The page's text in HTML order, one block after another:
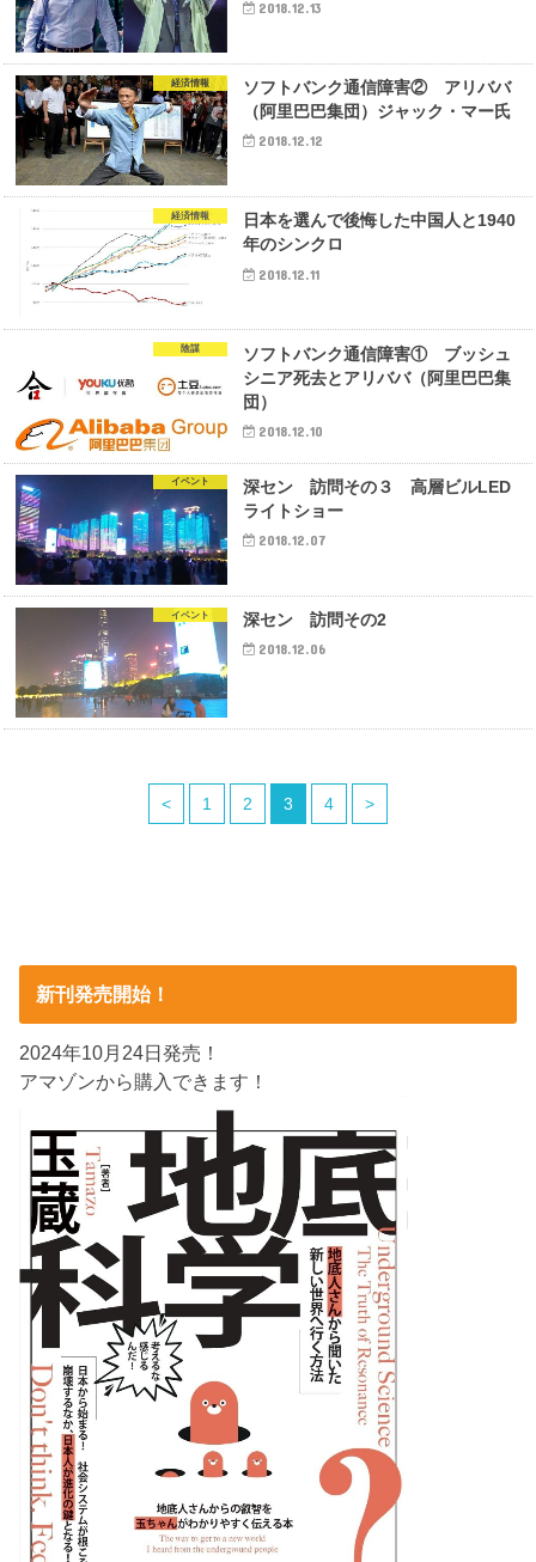
2018.12.13
経済情報
ソフトバンク通信障害② アリババ
（阿里巴巴集団）ジャック・マー氏
2018.12.12
経済情報
日本を選んで後悔した中国人と1940
年のシンクロ
2018.12.11
陰謀
ソフトバンク通信障害① ブッシュ
シニア死去とアリババ（阿里巴巴集
団）
2018.12.10
イベント
深セン 訪問その３ 高層ビルLED
ライトショー
2018.12.07
イベント 深セン 訪問その2
2018.12.06
< 1 2 3 4 >
新刊発売開始！
2024年10月24日発売！
アマゾンから購入できます！